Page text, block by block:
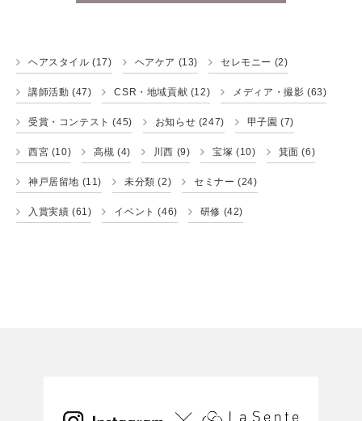
ヘアスタイル (17) ヘアケア (13) セレモニー (2)
講師活動 (47) CSR・地域貢献 (12) メディア・撮影 (63)
受賞・コンテスト (45) お知らせ (247) 甲子園 (7)
西宮 (10) 高槻 (4) 川西 (9) 宝塚 (10) 箕面 (6)
神戸居留地 (11) 未分類 (2) セミナー (24)
入賞実績 (61) イベント (46) 研修 (42)